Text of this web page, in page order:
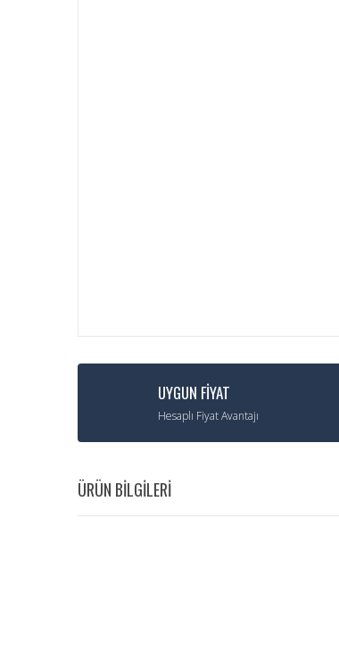
UYGUN FİYAT
Hesaplı Fiyat Avantajı
ÜRÜN BİLGİLERİ